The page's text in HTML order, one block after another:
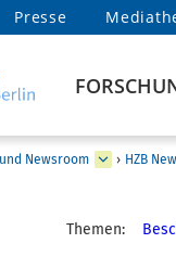
Presse
Newsroom › HZB
Themen: